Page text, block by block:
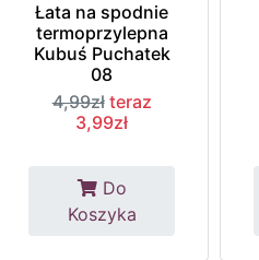
Łata na spodnie
termoprzylepna
Kubuś Puchatek
08
4,99zł teraz
3,99zł
Do
Koszyka